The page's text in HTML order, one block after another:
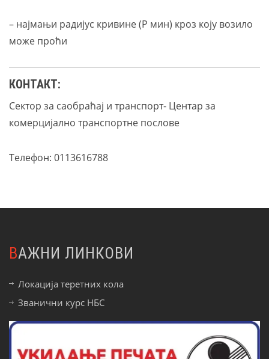
– најмањи радијус кривине (Р мин) кроз коју возило
може проћи
КОНТАКТ:
Сектор за сaобраћај и транспорт- Центар за
комерцијално транспортне послове
Телефон: 0113616788
ВАЖНИ ЛИНКОВИ
Локација теретних кола
Званични курс НБС